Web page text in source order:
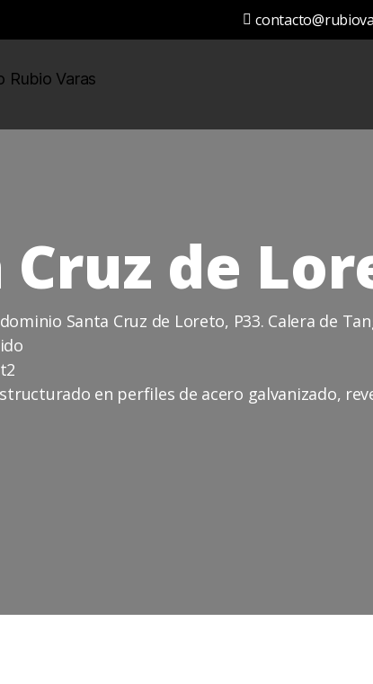
Cruz de
Santa Cruz de Loreto, P33. Calera de
en perfiles de acero galvanizado,